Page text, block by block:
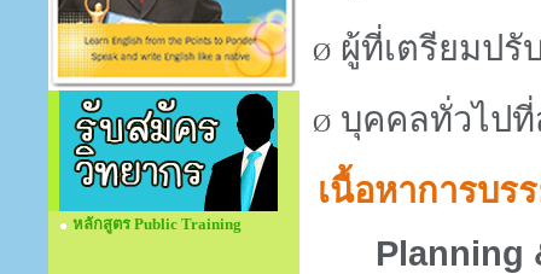
หลักสูตร Public Training
Ø ผู้ที่เตรียมปรั
Ø บุคคลทั่วไป
เนื้อหาการบร
Planning